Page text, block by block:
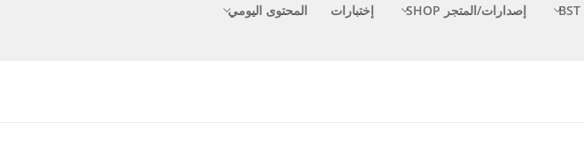
إصدارات/المتجر SHOP إختبارات
المحتوى اليومي